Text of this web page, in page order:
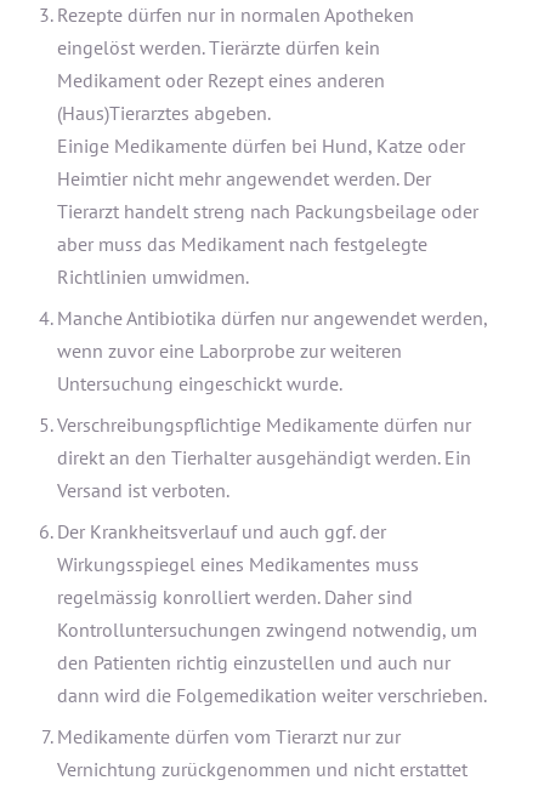
Rezepte dürfen nur in normalen Apotheken
eingelöst werden. Tierärzte dürfen kein
Medikament oder Rezept eines anderen
(Haus)Tierarztes abgeben.
Einige Medikamente dürfen bei Hund, Katze oder
Heimtier nicht mehr angewendet werden. Der
Tierarzt handelt streng nach Packungsbeilage oder
aber muss das Medikament nach festgelegte
Richtlinien umwidmen.
Manche Antibiotika dürfen nur angewendet werden,
wenn zuvor eine Laborprobe zur weiteren
Untersuchung eingeschickt wurde.
Verschreibungspflichtige Medikamente dürfen nur
direkt an den Tierhalter ausgehändigt werden. Ein
Versand ist verboten.
Der Krankheitsverlauf und auch ggf. der
Wirkungsspiegel eines Medikamentes muss
regelmässig konrolliert werden. Daher sind
Kontrolluntersuchungen zwingend notwendig, um
den Patienten richtig einzustellen und auch nur
dann wird die Folgemedikation weiter verschrieben.
Medikamente dürfen vom Tierarzt nur zur
Vernichtung zurückgenommen und nicht erstattet